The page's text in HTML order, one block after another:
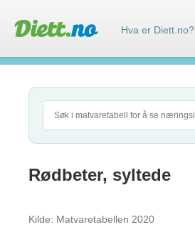
Rødbeter, syltede
Kilde: Matvaretabellen 2020
Hva er Diett.no?